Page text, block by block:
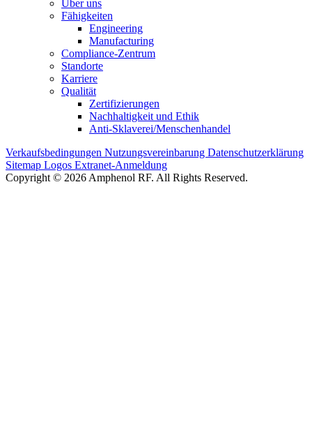
Über uns
Fähigkeiten
Engineering
Manufacturing
Compliance-Zentrum
Standorte
Karriere
Qualität
Zertifizierungen
Nachhaltigkeit und Ethik
Anti-Sklaverei/Menschenhandel
Verkaufsbedingungen Nutzungsvereinbarung Datenschutzerklärung
Sitemap Logos Extranet-Anmeldung
Copyright © 2026 Amphenol RF. All Rights Reserved.